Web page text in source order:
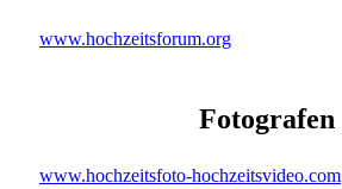
www.hochzeitsforum.org
Fotografen
www.hochzeitsfoto-hochzeitsvideo.com